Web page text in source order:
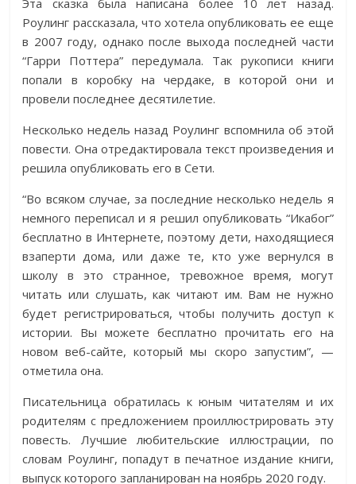
Роулинг рассказала, что хотела опубликовать ее еще
в 2007 году, однако после выхода последней части
“Гарри Поттера” передумала. Так рукописи книги
попали в коробку на чердаке, в которой они и
провели последнее десятилетие.
Несколько недель назад Роулинг вспомнила об этой
повести. Она отредактировала текст произведения и
решила опубликовать его в Сети.
“Во всяком случае, за последние несколько недель я
немного переписал и я решил опубликовать “Икабог”
бесплатно в Интернете, поэтому дети, находящиеся
взаперти дома, или даже те, кто уже вернулся в
школу в это странное, тревожное время, могут
читать или слушать, как читают им. Вам не нужно
будет регистрироваться, чтобы получить доступ к
истории. Вы можете бесплатно прочитать его на
новом веб-сайте, который мы скоро запустим”, —
отметила она.
Писательница обратилась к юным читателям и их
родителям с предложением проиллюстрировать эту
повесть. Лучшие любительские иллюстрации, по
словам Роулинг, попадут в печатное издание книги,
выпуск которого запланирован на ноябрь 2020 году.